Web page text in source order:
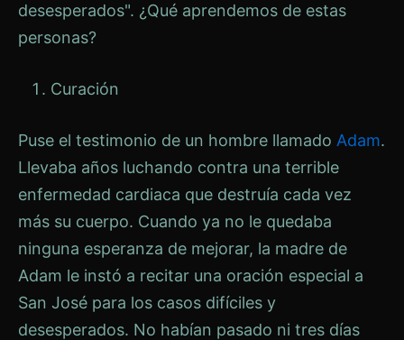
desesperados". ¿Qué aprendemos de estas
personas?
Curación
Puse el testimonio de un hombre llamado Adam.
Llevaba años luchando contra una terrible
enfermedad cardiaca que destruía cada vez
más su cuerpo. Cuando ya no le quedaba
ninguna esperanza de mejorar, la madre de
Adam le instó a recitar una oración especial a
San José para los casos difíciles y
desesperados. No habían pasado ni tres días